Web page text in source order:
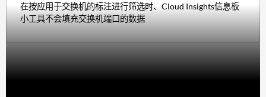
在按应用于交换机的标注进行筛选时、Cloud Insights信息板
小工具不会填充交换机端口的数据